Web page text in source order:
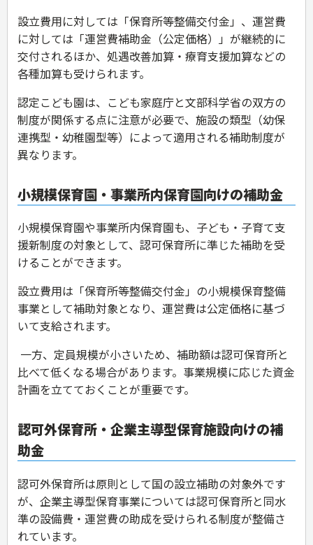
設立費用に対しては「保育所等整備交付金」、運営費
に対しては「運営費補助金（公定価格）」が継続的に
交付されるほか、処遇改善加算・療育支援加算などの
各種加算も受けられます。
認定こども園は、こども家庭庁と文部科学省の双方の
制度が関係する点に注意が必要で、施設の類型（幼保
連携型・幼稚園型等）によって適用される補助制度が
異なります。
小規模保育園・事業所内保育園向けの補助金
小規模保育園や事業所内保育園も、子ども・子育て支
援新制度の対象として、認可保育所に準じた補助を受
けることができます。
設立費用は「保育所等整備交付金」の小規模保育整備
事業として補助対象となり、運営費は公定価格に基づ
いて支給されます。
一方、定員規模が小さいため、補助額は認可保育所と
比べて低くなる場合があります。事業規模に応じた資金
計画を立てておくことが重要です。
認可外保育所・企業主導型保育施設向けの補
助金
認可外保育所は原則として国の設立補助の対象外です
が、企業主導型保育事業については認可保育所と同水
準の設備費・運営費の助成を受けられる制度が整備さ
れています。